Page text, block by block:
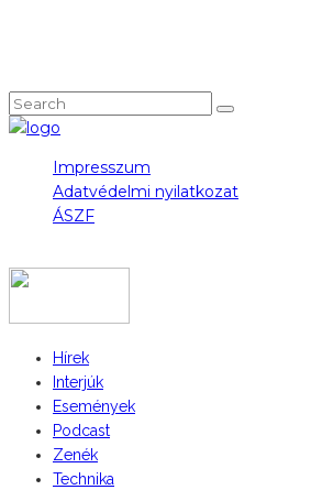
Impresszum
Adatvédelmi nyilatkozat
ÁSZF
Hírek
Interjúk
Események
Podcast
Zenék
Technika